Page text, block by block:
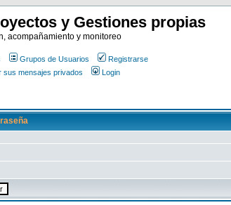
y Gestiones propias
acompañamiento y monitoreo
Grupos de Usuarios
Registrarse
sus mensajes privados Login